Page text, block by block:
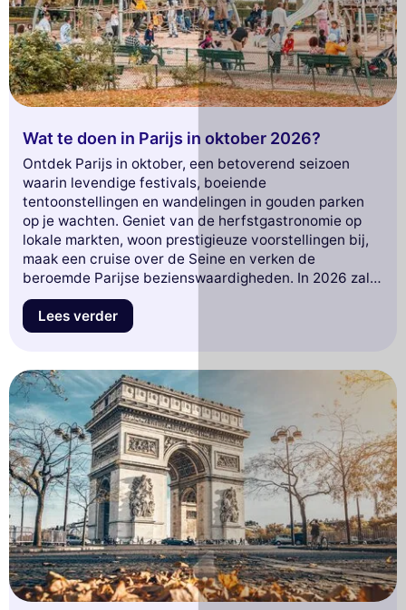
Wat te doen in Parijs in oktober 2026?
Ontdek Parijs in oktober, een betoverend seizoen
waarin levendige festivals, boeiende
tentoonstellingen en wandelingen in gouden parken
op je wachten. Geniet van de herfstgastronomie op
lokale markten, woon prestigieuze voorstellingen bij,
maak een cruise over de Seine en verken de
beroemde Parijse bezienswaardigheden. In 2026 zal
de Parijse herfst je op elke straathoek verleiden!
Lees verder